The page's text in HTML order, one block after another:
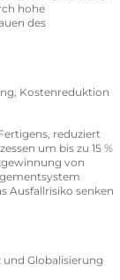
hohe
des
Kostenreduktion
reduziert
um bis zu 15 %
von
Ausfallrisiko senken
Globalisierung